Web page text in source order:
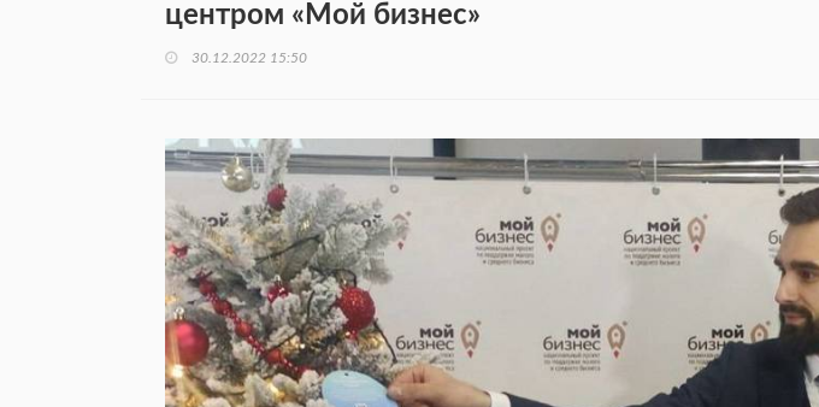
центром «Мой бизнес»
30.12.2022 15:50